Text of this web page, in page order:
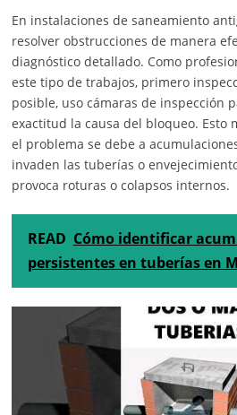
En instalaciones de saneamiento
resolver obstrucciones de manera
diagnóstico detallado. Como
este tipo de trabajos, primero
posible, uso cámaras de inspección
exactitud la causa del bloqueo. Esto
el problema se debe a
invaden las tuberías o
provoca roturas o colapsos internos.
READ Cómo identificar
persistentes en tuberías en